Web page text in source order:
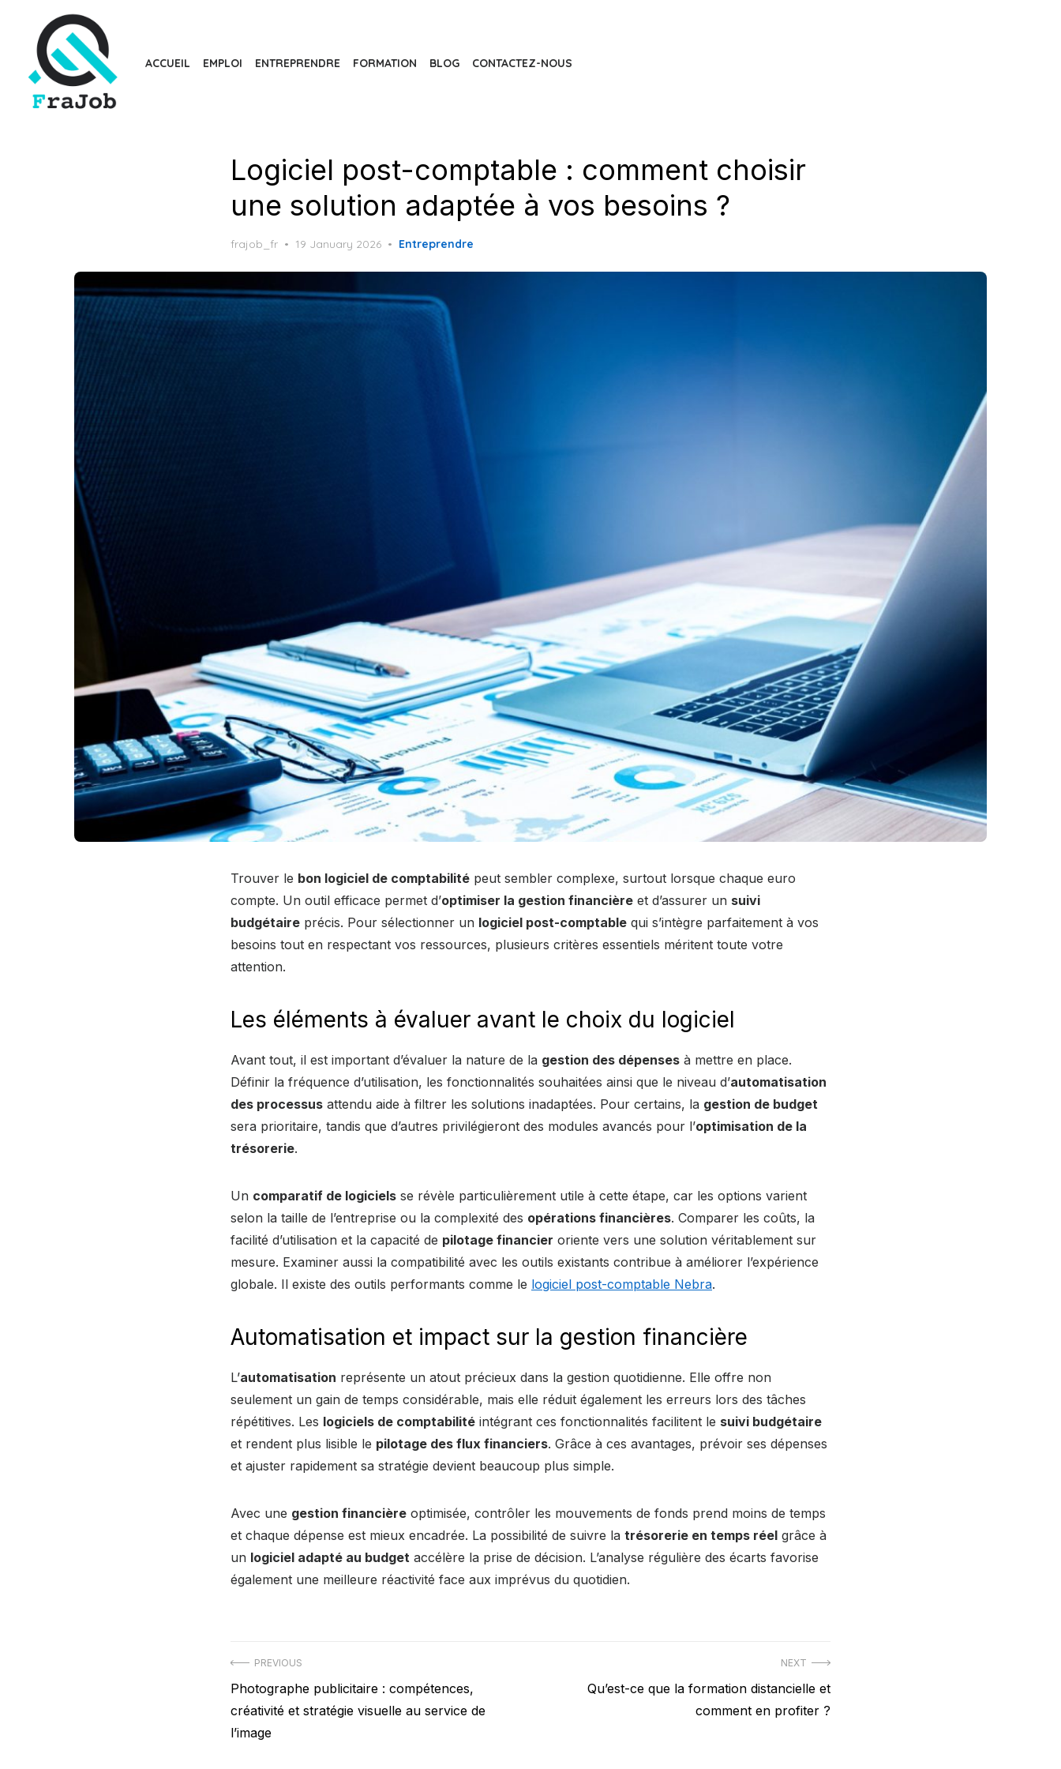
content
ACCUEIL EMPLOI ENTREPRENDRE FORMATION BLOG CONTACTEZ-NOUS
Logiciel post-comptable : comment choisir
une solution adaptée à vos besoins ?
frajob_fr
Posted
19 January 2026 Entreprendre
Trouver le bon logiciel de comptabilité peut sembler complexe, surtout lorsque chaque euro
compte. Un outil efficace permet d’optimiser la gestion financière et d’assurer un suivi
budgétaire précis. Pour sélectionner un logiciel post-comptable qui s’intègre parfaitement à vos
besoins tout en respectant vos ressources, plusieurs critères essentiels méritent toute votre
attention.
Les éléments à évaluer avant le choix du logiciel
Avant tout, il est important d’évaluer la nature de la gestion des dépenses à mettre en place.
Définir la fréquence d’utilisation, les fonctionnalités souhaitées ainsi que le niveau d’automatisation
des processus attendu aide à filtrer les solutions inadaptées. Pour certains, la gestion de budget
sera prioritaire, tandis que d’autres privilégieront des modules avancés pour l’optimisation de la
trésorerie.
Un comparatif de logiciels se révèle particulièrement utile à cette étape, car les options varient
selon la taille de l’entreprise ou la complexité des opérations financières. Comparer les coûts, la
facilité d’utilisation et la capacité de pilotage financier oriente vers une solution véritablement sur
mesure. Examiner aussi la compatibilité avec les outils existants contribue à améliorer l’expérience
globale. Il existe des outils performants comme le logiciel post-comptable Nebra.
Automatisation et impact sur la gestion financière
L’automatisation représente un atout précieux dans la gestion quotidienne. Elle offre non
seulement un gain de temps considérable, mais elle réduit également les erreurs lors des tâches
répétitives. Les logiciels de comptabilité intégrant ces fonctionnalités facilitent le suivi budgétaire
et rendent plus lisible le pilotage des flux financiers. Grâce à ces avantages, prévoir ses dépenses
et ajuster rapidement sa stratégie devient beaucoup plus simple.
Avec une gestion financière optimisée, contrôler les mouvements de fonds prend moins de temps
et chaque dépense est mieux encadrée. La possibilité de suivre la trésorerie en temps réel grâce à
un logiciel adapté au budget accélère la prise de décision. L’analyse régulière des écarts favorise
également une meilleure réactivité face aux imprévus du quotidien.
Post
navigation
PREVIOUS
Previous
post:
Photographe publicitaire : compétences,
créativité et stratégie visuelle au service de
l’image
NEXT
Qu’est-ce que la formation distancielle et
comment en profiter ?